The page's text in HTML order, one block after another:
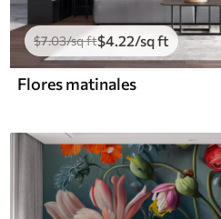
$7.03/sq ft$4.22/sq ft
Flores matinales